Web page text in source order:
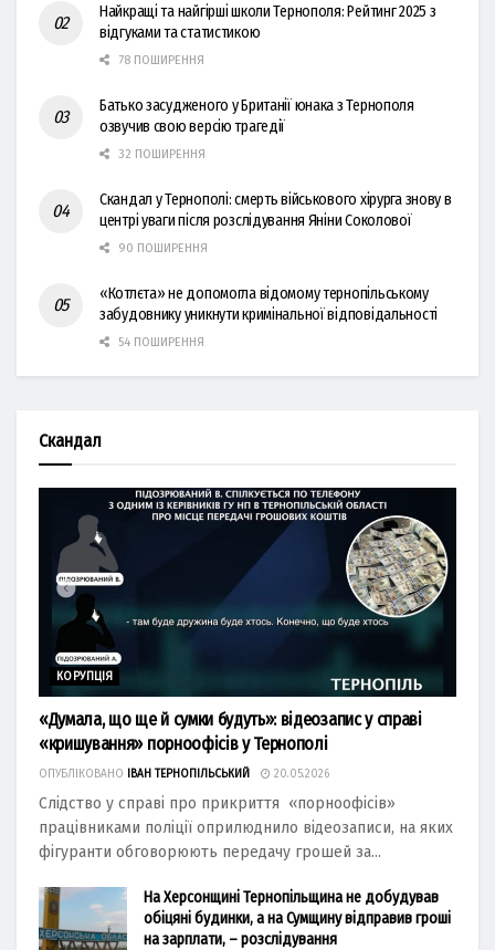
Найкращі та найгірші школи Тернополя: Рейтинг 2025 з
відгуками та статистикою
78 ПОШИРЕННЯ
Батько засудженого у Британії юнака з Тернополя
озвучив свою версію трагедії
32 ПОШИРЕННЯ
Скандал у Тернополі: смерть військового хірурга знову в
центрі уваги після розслідування Яніни Соколової
90 ПОШИРЕННЯ
«Котлєта» не допомогла відомому тернопільському
забудовнику уникнути кримінальної відповідальності
54 ПОШИРЕННЯ
Скандал
КОРУПЦІЯ
«Думала, що ще й сумки будуть»: відеозапис у справі
«кришування» порноофісів у Тернополі
ОПУБЛІКОВАНО ІВАН ТЕРНОПІЛЬСЬКИЙ 20.05.2026
Слідство у справі про прикриття «порноофісів»
працівниками поліції оприлюднило відеозаписи, на яких
фігуранти обговорюють передачу грошей за...
На Херсонщині Тернопільщина не добудував
обіцяні будинки, а на Сумщину відправив гроші
на зарплати, – розслідування